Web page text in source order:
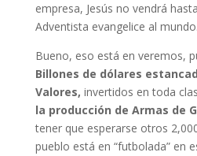
empresa, Jesús no vendrá
Adventista evangelice al
Bueno, eso está en veremos,
Billones de dólares
Valores, invertidos en toda
la producción de Armas de
tener que esperarse otros
pueblo está en “futbolada” en